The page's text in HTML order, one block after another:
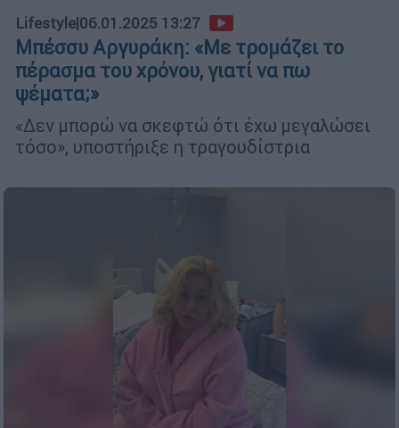
Lifestyle|06.01.2025 13:27
Μπέσσυ Αργυράκη: «Με τρομάζει το
πέρασμα του χρόνου, γιατί να πω
ψέματα;»
«Δεν μπορώ να σκεφτώ ότι έχω μεγαλώσει
τόσο», υποστήριξε η τραγουδίστρια